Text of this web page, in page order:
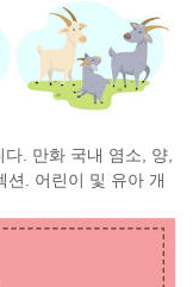
. 만화 국내 염소, 양,
션. 어린이 및 유아 개